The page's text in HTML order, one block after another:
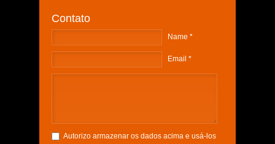
Contato
Name *
Email *
Autorizo armazenar os dados acima e usá-los